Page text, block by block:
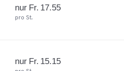
nur Fr. 17.55
pro St.
nur Fr. 15.15